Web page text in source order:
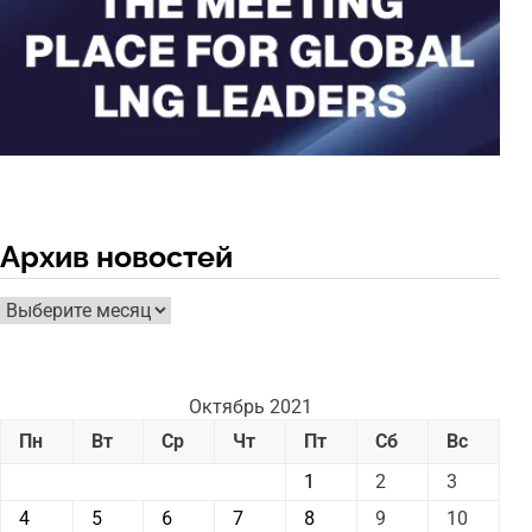
Архив новостей
Архив
новостей
Октябрь 2021
Пн
Вт Ср Чт Пт Сб
Вс
1
2
3
4
5 6 7 8 9
10